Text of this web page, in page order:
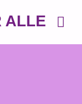
ALLE